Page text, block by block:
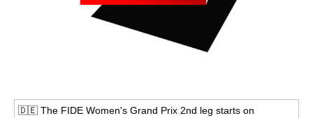
🇩🇪 The FIDE Women's Grand Prix 2nd leg starts on